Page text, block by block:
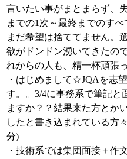
言いたい事がまとまらず、
までの1次～最終までのす
まだ希望は捨ててません。
欲がドンドン湧いてきたの
れからの人も、精一杯頑張
・はじめまして☆JQAを志
す。。3/4に事務系で筆記と
ますか？？結果来た方とか
したと書き込まれている方
分)
・技術系では集団面接＋作